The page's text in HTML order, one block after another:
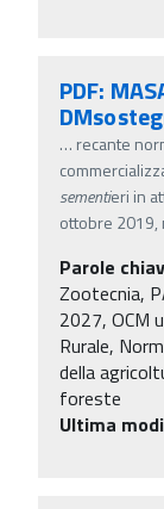
PDF:
… recante
sementieri in
ottobre 2019,
Parole
Zootecnia,
2027, OCM
Rurale,
della
foreste
Ultima